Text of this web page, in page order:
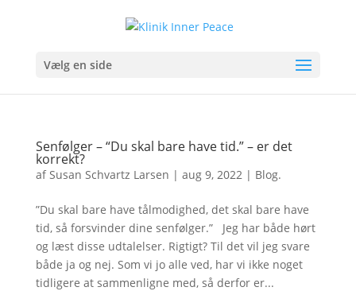
Vælg en side
Senfølger – “Du skal bare have tid.” – er det
korrekt?
af Susan Schvartz Larsen | aug 9, 2022 | Blog.
”Du skal bare have tålmodighed, det skal bare have
tid, så forsvinder dine senfølger.” Jeg har både hørt
og læst disse udtalelser. Rigtigt? Til det vil jeg svare
både ja og nej. Som vi jo alle ved, har vi ikke noget
tidligere at sammenligne med, så derfor er...